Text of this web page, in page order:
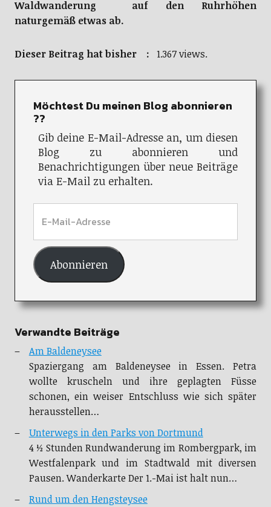
Waldwanderung auf den Ruhrhöhen
naturgemäß etwas ab.
Dieser Beitrag hat bisher : 1.367 views.
Möchtest Du meinen Blog abonnieren
??
Gib deine E-Mail-Adresse an, um diesen
Blog zu abonnieren und
Benachrichtigungen über neue Beiträge
via E-Mail zu erhalten.
Abonnieren
Verwandte Beiträge
Am Baldeneysee
Spaziergang am Baldeneysee in Essen. Petra
wollte kruscheln und ihre geplagten Füsse
schonen, ein weiser Entschluss wie sich später
herausstellen…
Unterwegs in den Parks von Dortmund
4 ½ Stunden Rundwanderung im Rombergpark, im
Westfalenpark und im Stadtwald mit diversen
Pausen. Wanderkarte Der 1.-Mai ist halt nun…
Rund um den Hengsteysee